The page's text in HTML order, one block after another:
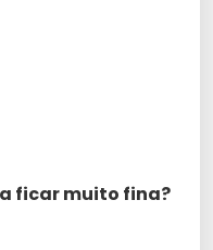
ficar muito fina?